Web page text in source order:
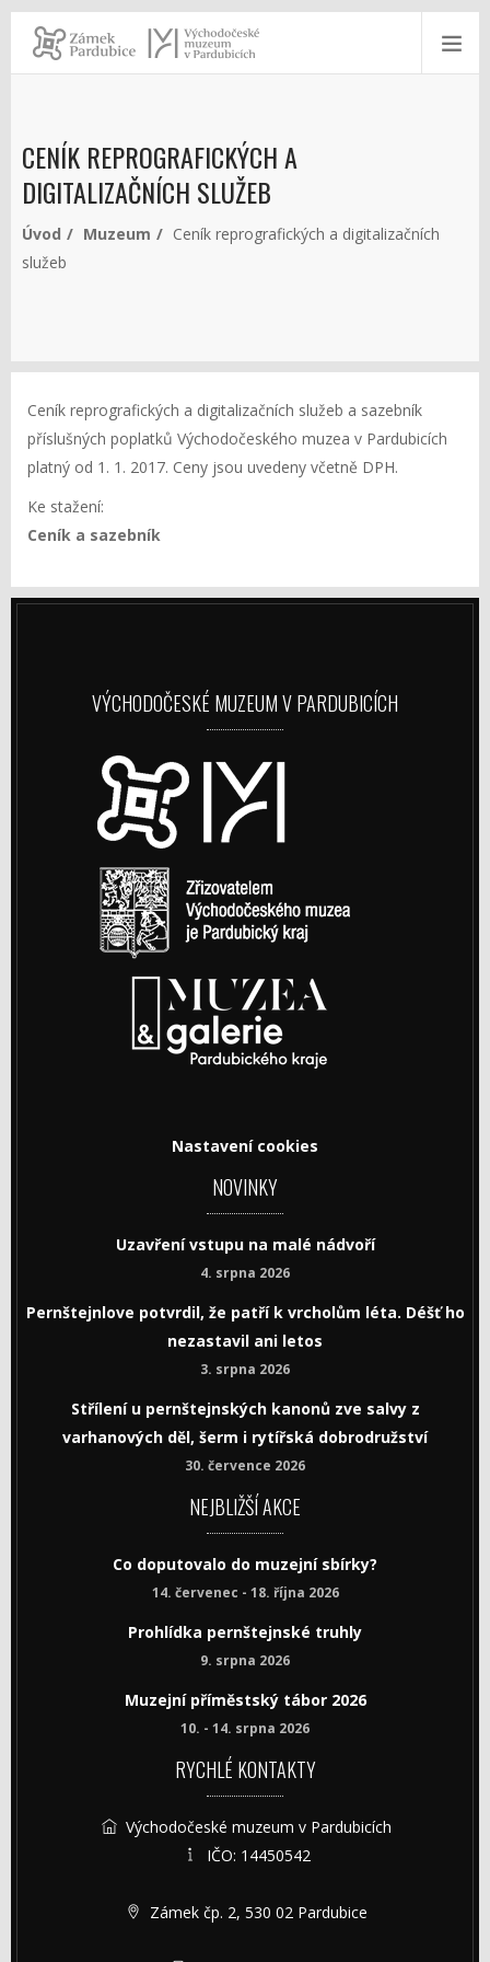
CENÍK REPROGRAFICKÝCH A
DIGITALIZAČNÍCH SLUŽEB
Úvod Muzeum
Ceník reprografických a digitalizačních
služeb
Ceník reprografických a digitalizačních služeb a sazebník
příslušných poplatků Východočeského muzea v Pardubicích
platný od 1. 1. 2017. Ceny jsou uvedeny včetně DPH.
Ke stažení:
Ceník a sazebník
VÝCHODOČESKÉ MUZEUM V PARDUBICÍCH
Nastavení cookies
NOVINKY
Uzavření vstupu na malé nádvoří
4. srpna 2026
Pernštejnlove potvrdil, že patří k vrcholům léta. Déšť ho
nezastavil ani letos
3. srpna 2026
Střílení u pernštejnských kanonů zve salvy z
varhanových děl, šerm i rytířská dobrodružství
30. července 2026
NEJBLIŽŠÍ AKCE
Co doputovalo do muzejní sbírky?
14. červenec - 18. října 2026
Prohlídka pernštejnské truhly
9. srpna 2026
Muzejní příměstský tábor 2026
10. - 14. srpna 2026
RYCHLÉ KONTAKTY
Východočeské muzeum v Pardubicích
IČO: 14450542
Zámek čp. 2, 530 02 Pardubice